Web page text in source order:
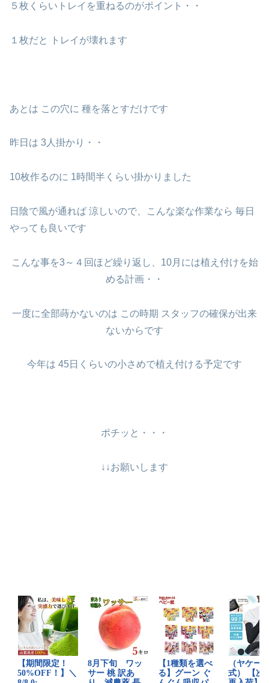
５枚くらいトレイを重ねるのがポイント・・
１枚だと トレイが壊れます
あとは この穴に 種を落とすだけです
昨日は 3人掛かり・・
10枚作るのに 1時間半くらい掛かりました
日陰で風が通れば 涼しいので、こんな楽な作業なら 毎日
やっても良いです
こんな事を3～４回ほど繰り返し、10月には植え付けを始
める計画・・
一度に全部蒔かないのは この時期 スタッフの確保が出来
ないからです
今年は 45日くらいの小さめで植え付ける予定です
ポチッと・・・
↓↓お願いします